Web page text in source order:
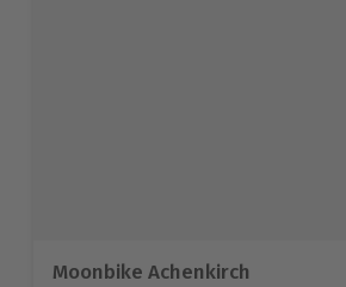
Moonbike Achenkirch